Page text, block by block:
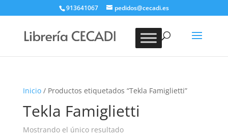
913641067 pedidos@cecadi.es
BUSCAR
Inicio/ Productos etiquetados “Tekla Famiglietti”
Tekla Famiglietti
Mostrando el único resultado